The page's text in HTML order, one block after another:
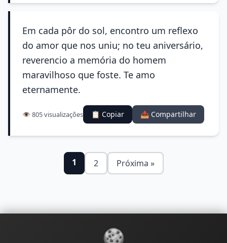
Em cada pôr do sol, encontro um reflexo
do amor que nos uniu; no teu aniversário,
reverencio a memória do homem
maravilhoso que foste. Te amo
eternamente.
👁️ 805 visualizações 📋 Copiar 📤 Compartilhar
1 2 Próxima »
🍪